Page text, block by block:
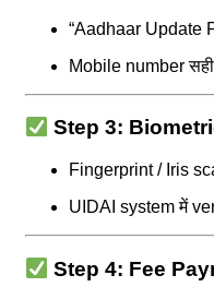
“Aadhaar Update
Mobile number
Step 3:
Fingerprint / Iris
UIDAI system में
Step 4: Fee